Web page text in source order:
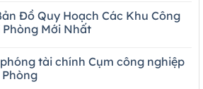
Đồ Quy Hoạch Các Khu Công
Mới Nhất
tài chính Cụm công nghiệp